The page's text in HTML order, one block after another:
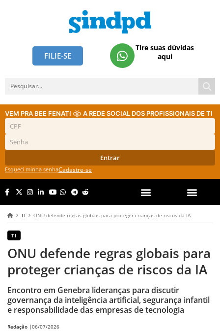
FILIE-SE
Tire suas dúvidas
aqui
VEM PRA BEE FENATI A REDE SOCIAL DOS PROFISSIONAIS DE TI
Entrar
Esqueci minha senhaCadastre-se
TI ONU defende regras globais para proteger crianças de riscos da IA
TI
ONU defende regras globais para
proteger crianças de riscos da IA
Encontro em Genebra lideranças para discutir
governança da inteligência artificial, segurança infantil
e responsabilidade das empresas de tecnologia
Redação |06/07/2026